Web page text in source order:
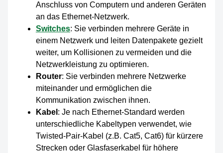
Anschluss von Computern und anderen Geräten
an das Ethernet-Netzwerk.
Switches: Sie verbinden mehrere Geräte in
einem Netzwerk und leiten Datenpakete gezielt
weiter, um Kollisionen zu vermeiden und die
Netzwerkleistung zu optimieren.
Router: Sie verbinden mehrere Netzwerke
miteinander und ermöglichen die
Kommunikation zwischen ihnen.
Kabel : Je nach Ethernet-Standard werden
unterschiedliche Kabeltypen verwendet, wie
Twisted-Pair-Kabel (z.B. Cat5, Cat6) für kürzere
Strecken oder Glasfaserkabel für höhere